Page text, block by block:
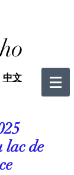
中文
lac de